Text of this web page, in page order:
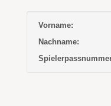
Vorname:
Nachname: